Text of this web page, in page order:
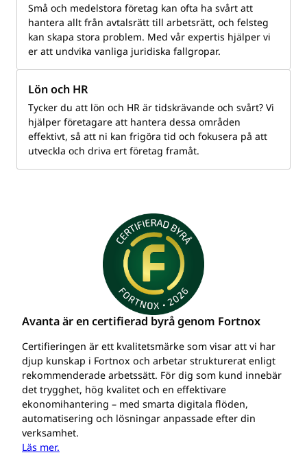
Små och medelstora företag kan ofta ha svårt att
hantera allt från avtalsrätt till arbetsrätt, och felsteg
kan skapa stora problem. Med vår expertis hjälper vi
er att undvika vanliga juridiska fallgropar.
Lön och HR
Tycker du att lön och HR är tidskrävande och svårt? Vi
hjälper företagare att hantera dessa områden
effektivt, så att ni kan frigöra tid och fokusera på att
utveckla och driva ert företag framåt.
Avanta är en certifierad byrå genom Fortnox
Certifieringen är ett kvalitetsmärke som visar att vi har
djup kunskap i Fortnox och arbetar strukturerat enligt
rekommenderade arbetssätt. För dig som kund innebär
det trygghet, hög kvalitet och en effektivare
ekonomihantering – med smarta digitala flöden,
automatisering och lösningar anpassade efter din
verksamhet.
Läs mer.